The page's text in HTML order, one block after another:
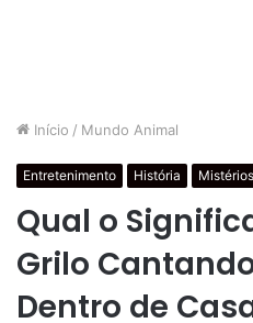
Início / Mundo Animal
Entretenimento História Mistérios
Qual o
Grilo
Dentro de